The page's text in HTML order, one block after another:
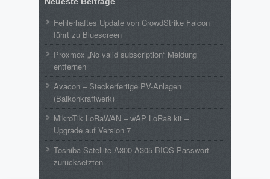
Fehlerhaftes Update von CrowdStrike Falcon
führt zu Bluescreen
Proxmox „No valid subscription“ Meldung
entfernen
Avacon – Steckerfertige PV-Anlagen
(Balkonkraftwerk)
MikroTik LoRaWAN – wAP LoRa8 kit –
Upgrade auf Version 7
Toshiba Satellite A300 A305 BIOS Passwort
zurücksetzten